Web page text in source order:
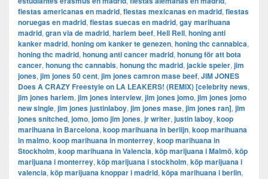
fiestas americanas en madrid, fiestas mexicanas en madrid, fiestas
noruegas en madrid, fiestas suecas en madrid, gay marihuana
madrid, gran via de madrid, harlem beef, Hell Rell, honing anti
kanker madrid, honing om kanker te genezen, honing thc cannabica,
honing thc madrid, honung anti cancer madrid, honung för att bota
cancer, honung thc cannabis, honung thc madrid, jackie speier, jim
jones, jim jones 50 cent, jim jones camron mase beef, JIM JONES
Does A CRAZY Freestyle on LA LEAKERS! (REMIX) [celebrity news,
jim jones harlem, jim jones interview, jim jones jomo, jim jones jomo
new single, jim jones justinlaboy, jim jones mase, jim jones ran], jim
jones snitched, jomo, jomo jim jones, jr writer, justin laboy, koop
marihuana in Barcelona, koop marihuana in berlijn, koop marihuana
in malmo, koop marihuana in monterrey, koop marihuana in
Stockholm, ​​koop marihuana in Valencia, köp marijuana i Malmö, köp
marijuana i monterrey, köp marijuana i stockholm, ​​köp marijuana i
valencia, köp marijuana knoppar i madrid, köpa marihuana i berlin,